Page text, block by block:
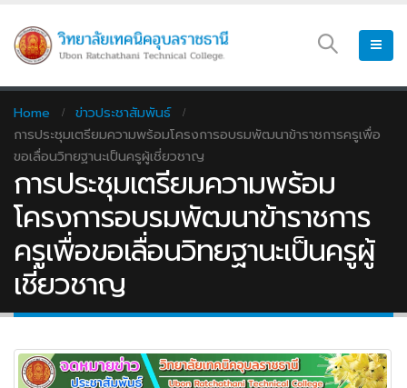
Home
ข่าวประชาสัมพันธ์
การประชุมเตรียมความพร้อมโครงการอบรมพัฒนาข้าราชการครูเพื่อ
ขอเลื่อนวิทยฐานะเป็นครูผู้เชี่ยวชาญ
การประชุมเตรียมความพร้อม
โครงการอบรมพัฒนาข้าราชการ
ครูเพื่อขอเลื่อนวิทยฐานะเป็นครูผู้
เชี่ยวชาญ